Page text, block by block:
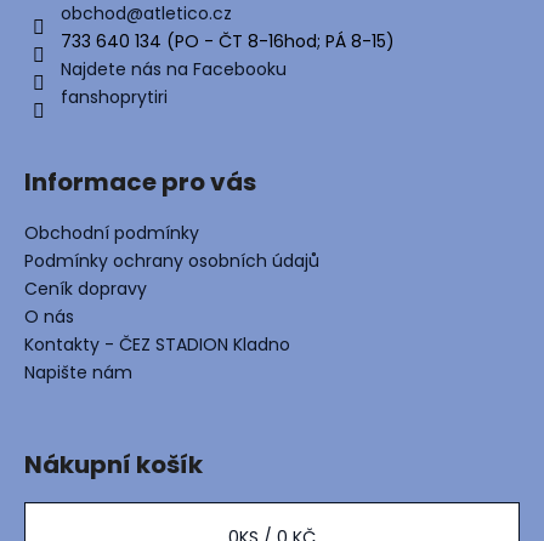
c
í
p
p
u
obchod@atletico.cz
733 640 134 (PO - ČT 8-16hod; PÁ 8-15)
Najdete nás na Facebooku
fanshoprytiri
Informace pro vás
Obchodní podmínky
Podmínky ochrany osobních údajů
Ceník dopravy
O nás
Kontakty - ČEZ STADION Kladno
Napište nám
Nákupní košík